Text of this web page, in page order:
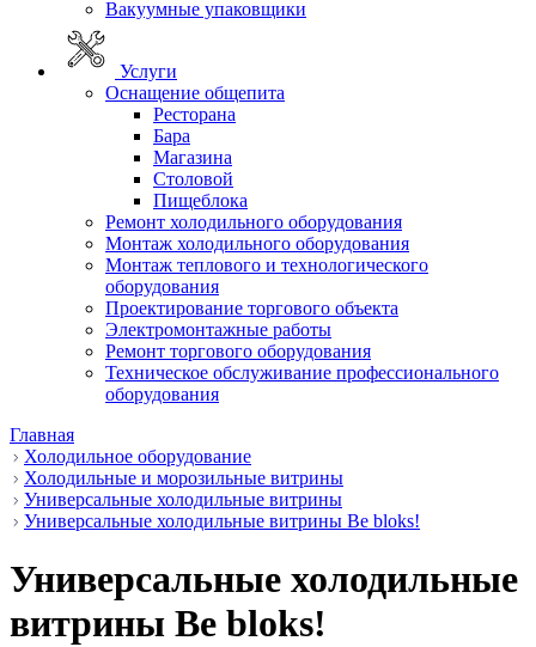
Вакуумные упаковщики
Услуги
Оснащение общепита
Ресторана
Бара
Магазина
Столовой
Пищеблока
Ремонт холодильного оборудования
Монтаж холодильного оборудования
Монтаж теплового и технологического
оборудования
Проектирование торгового объекта
Электромонтажные работы
Ремонт торгового оборудования
Техническое обслуживание профессионального
оборудования
Главная
Холодильное оборудование
Холодильные и морозильные витрины
Универсальные холодильные витрины
Универсальные холодильные витрины Be bloks!
Универсальные холодильные
витрины Be bloks!